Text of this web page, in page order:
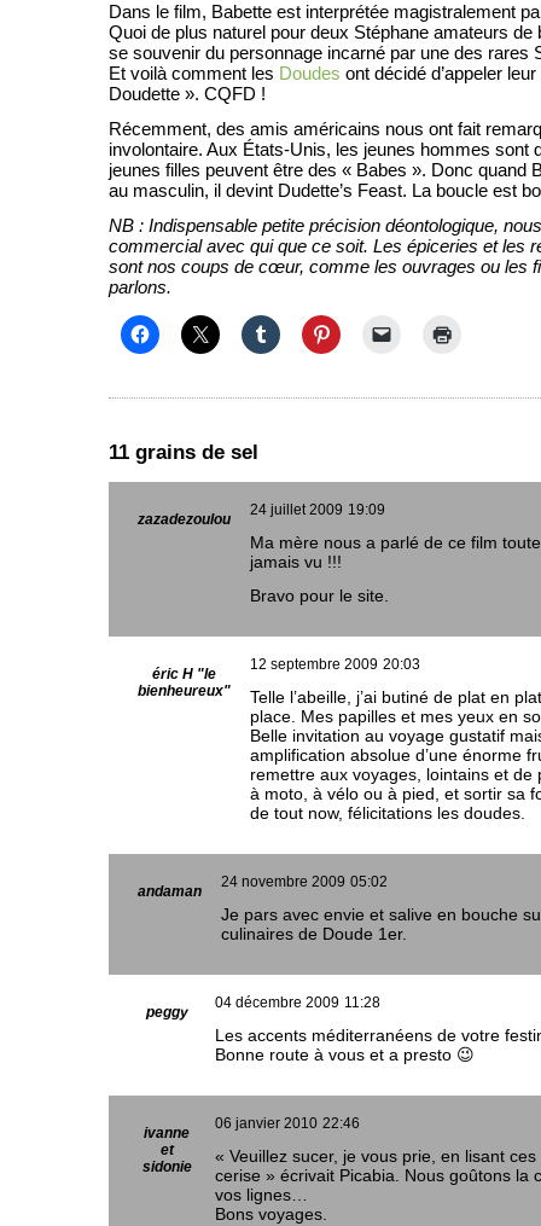
Dans le film, Babette est interprétée magistralement
Quoi de plus naturel pour deux Stéphane amateurs de
se souvenir du personnage incarné par une des rares
Et voilà comment les Doudes ont décidé d’appeler
Doudette ». CQFD !
Récemment, des amis américains nous ont fait
involontaire. Aux États-Unis, les jeunes hommes sont
jeunes filles peuvent être des « Babes ». Donc quand
au masculin, il devint Dudette’s Feast. La boucle est
NB : Indispensable petite précision déontologique,
commercial avec qui que ce soit. Les épiceries et les
sont nos coups de cœur, comme les ouvrages ou les
parlons.
11 grains de sel
zazadezoulou
24 juillet 2009 19:09
Ma mère nous a parlé de ce film
jamais vu !!!
Bravo pour le site.
éric H "le
bienheureux"
12 septembre 2009 20:03
Telle l’abeille, j’ai butiné de plat en
place. Mes papilles et mes yeux en
Belle invitation au voyage gustatif
amplification absolue d’une énorme
remettre aux voyages, lointains et de
à moto, à vélo ou à pied, et sortir sa
de tout now, félicitations les doudes.
andaman
24 novembre 2009 05:02
Je pars avec envie et salive en bouche
culinaires de Doude 1er.
peggy
04 décembre 2009 11:28
Les accents méditerranéens de votre
Bonne route à vous et a presto 😉
ivanne
et
sidonie
06 janvier 2010 22:46
« Veuillez sucer, je vous prie, en lisant ces
cerise » écrivait Picabia. Nous goûtons la
vos lignes…
Bons voyages.